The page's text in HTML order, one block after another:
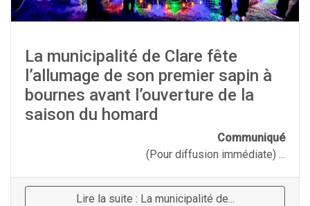
La municipalité de Clare fête
l’allumage de son premier sapin à
bournes avant l’ouverture de la
saison du homard
Communiqué
(Pour diffusion immédiate) ...
Lire la suite : La municipalité de...